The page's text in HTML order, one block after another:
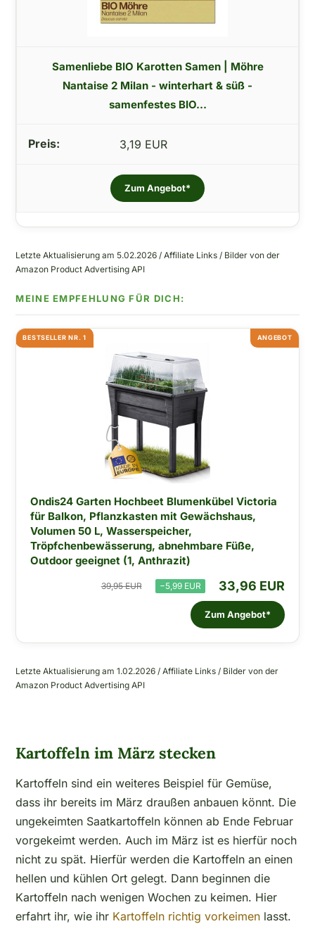
Samenliebe BIO Karotten Samen | Möhre
Nantaise 2 Milan - winterhart & süß -
samenfestes BIO...
3,19 EUR
Zum Angebot*
Letzte Aktualisierung am 5.02.2026 / Affiliate Links / Bilder von der
Amazon Product Advertising API
ANGEBOT
BESTSELLER NR. 1
Ondis24 Garten Hochbeet Blumenkübel Victoria
für Balkon, Pflanzkasten mit Gewächshaus,
Volumen 50 L, Wasserspeicher,
Tröpfchenbewässerung, abnehmbare Füße,
Outdoor geeignet (1, Anthrazit)
39,95 EUR −5,99 EUR 33,96 EUR
Zum Angebot*
Letzte Aktualisierung am 1.02.2026 / Affiliate Links / Bilder von der
Amazon Product Advertising API
Kartoffeln im März stecken
Kartoffeln sind ein weiteres Beispiel für Gemüse,
dass ihr bereits im März draußen anbauen könnt. Die
ungekeimten Saatkartoffeln können ab Ende Februar
vorgekeimt werden. Auch im März ist es hierfür noch
nicht zu spät. Hierfür werden die Kartoffeln an einen
hellen und kühlen Ort gelegt. Dann beginnen die
Kartoffeln nach wenigen Wochen zu keimen. Hier
erfahrt ihr, wie ihr Kartoffeln richtig vorkeimen lasst.